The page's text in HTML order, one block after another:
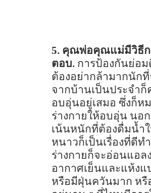
5. คุณพ่อคุณแม่มีวิธีก
ตอบ. การป้องกันย่อม
ต้องอย่ากล้ามากนักที่
จากบ้านเป็นประจำ
อบอุ่นอยู่เสมอ ซึ่งก็ห
ร่างกายให้อบอุ่น นอ
เน้นหนักที่ต้องดื่มน้ำ
หนาวก็เป็นเรื่องที่ดีท
ร่างกายก็จะอ่อนแอล
อากาศเย็นและแห้ง
หรือมีฝุ่นควันมาก หรื